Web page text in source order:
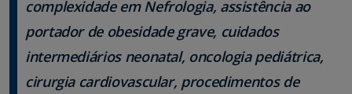
complexidade em Nefrologia, assistência ao
portador de obesidade grave, cuidados
intermediários neonatal, oncologia pediátrica,
cirurgia cardiovascular, procedimentos de